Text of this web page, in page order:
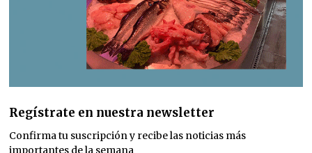
Regístrate en nuestra newsletter
Confirma tu suscripción y recibe las noticias más
importantes de la semana